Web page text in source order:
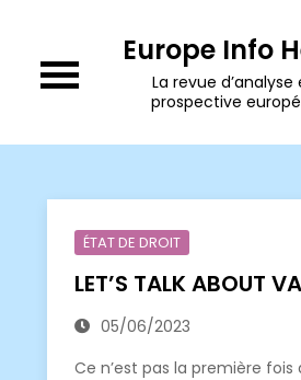
content
Europe Info
La revue d’analyse
prospective
ÉTAT DE DROIT
LET’S TALK ABOUT
05/06/2023
Ce n’est pas la première